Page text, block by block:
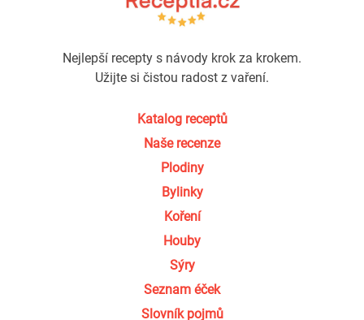
Nejlepší recepty s návody krok za krokem.
Užijte si čistou radost z vaření.
Katalog receptů
Naše recenze
Plodiny
Bylinky
Koření
Houby
Sýry
Seznam éček
Slovník pojmů